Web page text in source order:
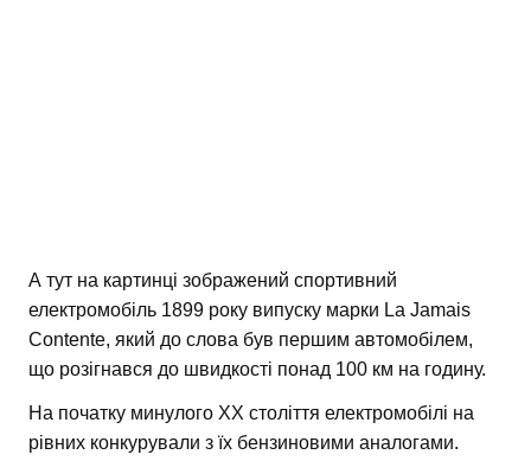
А тут на картинці зображений спортивний
електромобіль 1899 року випуску марки La Jamais
Contente, який до слова був першим автомобілем,
що розігнався до швидкості понад 100 км на годину.
На початку минулого ХХ століття електромобілі на
рівних конкурували з їх бензиновими аналогами.